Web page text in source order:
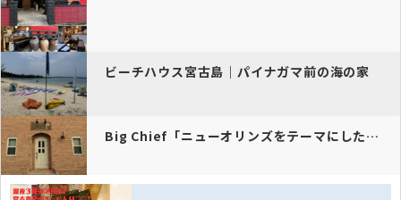
ビーチハウス宮古島｜パイナガマ前の海の家
Big Chief「ニューオリンズをテーマにした宮古島のカジュアルバ…